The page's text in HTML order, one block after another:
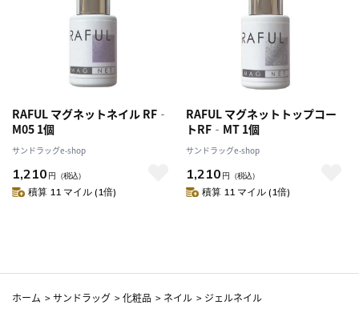
RAFUL マグネットネイル RF‐
M05 1個
サンドラッグe-shop
1,210 円 （税込）
積算 11 マイル (1倍)
RAFUL マグネットトップコー
トRF‐MT 1個
サンドラッグe-shop
1,210 円 （税込）
積算 11 マイル (1倍)
ホーム >サンドラッグ >化粧品 > ネイル > ジェルネイル